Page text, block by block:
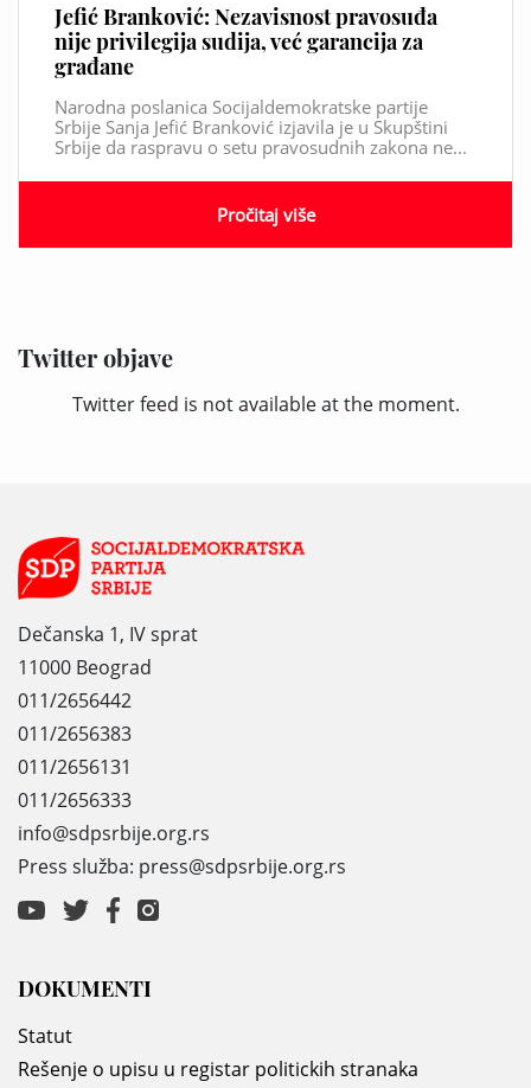
Twitter objave
Twitter feed is not available at the moment.
Jefić Branković: Nezavisnost pravosuđa
nije privilegija sudija, već garancija za
građane
Narodna poslanica Socijaldemokratske partije
Srbije Sanja Jefić Branković izjavila je u Skupštini
Srbije da raspravu o setu pravosudnih zakona ne...
Pročitaj više
Dečanska 1, IV sprat
11000 Beograd
011/2656442
011/2656383
011/2656131
011/2656333
info@sdpsrbije.org.rs
Press služba: press@sdpsrbije.org.rs
DOKUMENTI
Statut
Rešenje o upisu u registar politickih stranaka